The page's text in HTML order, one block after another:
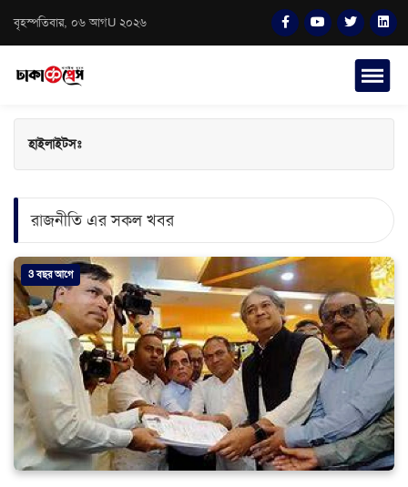
বৃহস্পতিবার, ০৬ আগU ২০২৬
হাইলাইটসঃ
রাজনীতি এর সকল খবর
3 বছর আগে